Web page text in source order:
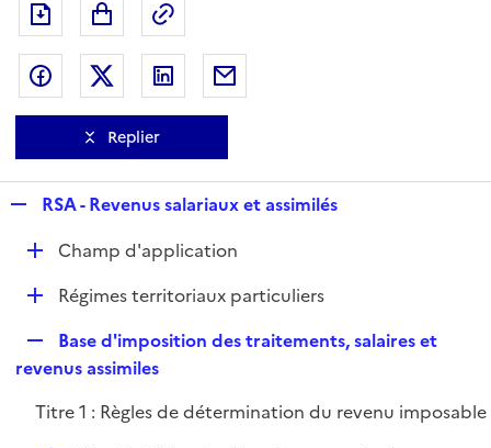
Exporter le document au format pdf
Partager sur Facebook
Partager sur Twitter
Partager sur LinkedIn
Replier
p
l
i
e
r
RSA - Revenus salariaux et assimilés
D
e
r
Champ d'application
D
l
i
e
Régimes territoriaux particuliers
e
l
Base d'imposition des traitements, salaires et
revenus assimiles
Titre 1 : Règles de détermination du revenu imposable